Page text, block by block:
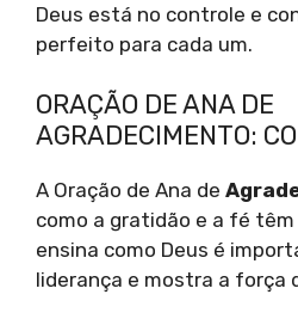
Deus está no controle e
perfeito para cada um.
ORAÇÃO DE ANA DE
AGRADECIMENTO:
A Oração de Ana de
como a gratidão e a fé têm
ensina como Deus é
liderança e mostra a força